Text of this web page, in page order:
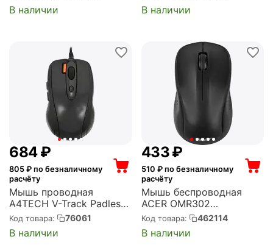
USB, 1000 dpi,
оптическая, чёрная
В наличии
dpi, оптическая, чёрная
(FG12 BLACK)
В наличии
‍684‍₽
805 ₽ по безналичному
расчёту
Мышь проводная
A4TECH V-Track Padless
Black, 627755 USB, 1600
dpi, оптическая, чёрная
(N-70FX)
Код товара: 76061
В наличии
‍433‍₽
510 ₽ по безналичному
расчёту
Мышь беспроводная
ACER OMR302
радиоканал, USB, 1200
dpi, оптическая, чёрная
(ZL.MCECC.01X)
Код товара: 462114
В наличии